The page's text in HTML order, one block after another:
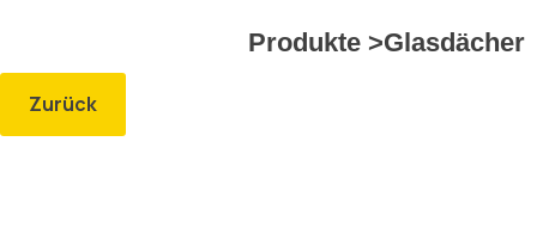
Produkte >Glasdächer
Zurück